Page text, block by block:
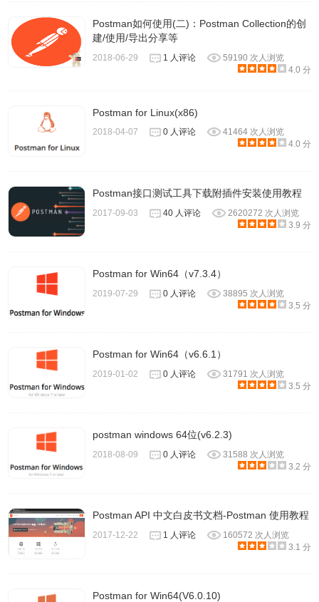
Postman如何使用(二)：Postman Collection的创
建/使用/导出分享等
2018-06-29 1 人评论
59190 次人浏览
4.0 分
Postman for Linux(x86)
2018-04-07 0 人评论
41464 次人浏览
4.0 分
Postman接口测试工具下载附插件安装使用教程
2017-09-03 40 人评论
2620272 次人浏览
3.9 分
Postman for Win64（v7.3.4）
2019-07-29 0 人评论
38895 次人浏览
3.5 分
Postman for Win64（v6.6.1）
2019-01-02 0 人评论
31791 次人浏览
3.5 分
postman windows 64位(v6.2.3)
2018-08-09 0 人评论
31588 次人浏览
3.2 分
Postman API 中文白皮书文档-Postman 使用教程
2017-12-22 1 人评论
160572 次人浏览
3.1 分
Postman for Win64(V6.0.10)